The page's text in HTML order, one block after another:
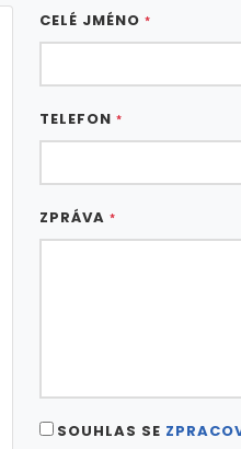
CELÉ JMÉNO *
TELEFON *
ZPRÁVA *
SOUHLAS SE